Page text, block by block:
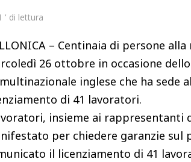
' di lettura
– Centinaia di persone
26 ottobre in occasione
inglese che ha sede
di 41 lavoratori.
insieme ai rappresentanti
per chiedere garanzie sul
il licenziamento di 41